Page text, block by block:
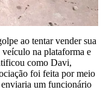
ao tentar vender sua
na plataforma e
como Davi,
foi feita por meio
um funcionário